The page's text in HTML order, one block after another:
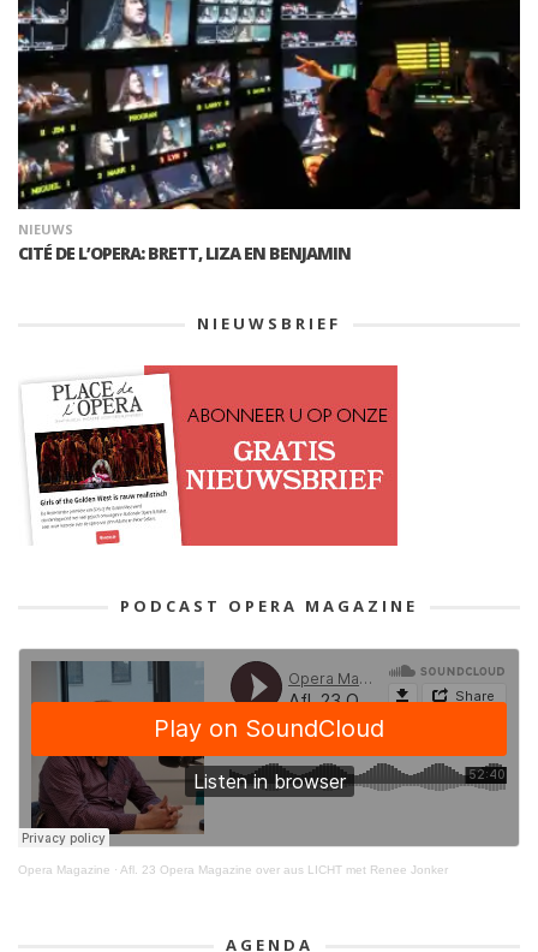
NIEUWS
CITÉ DE L’OPERA: BRETT, LIZA EN BENJAMIN
NIEUWSBRIEF
PODCAST OPERA MAGAZINE
Opera Magazine · Afl. 23 Opera Magazine over aus LICHT met Renee Jonker
AGENDA